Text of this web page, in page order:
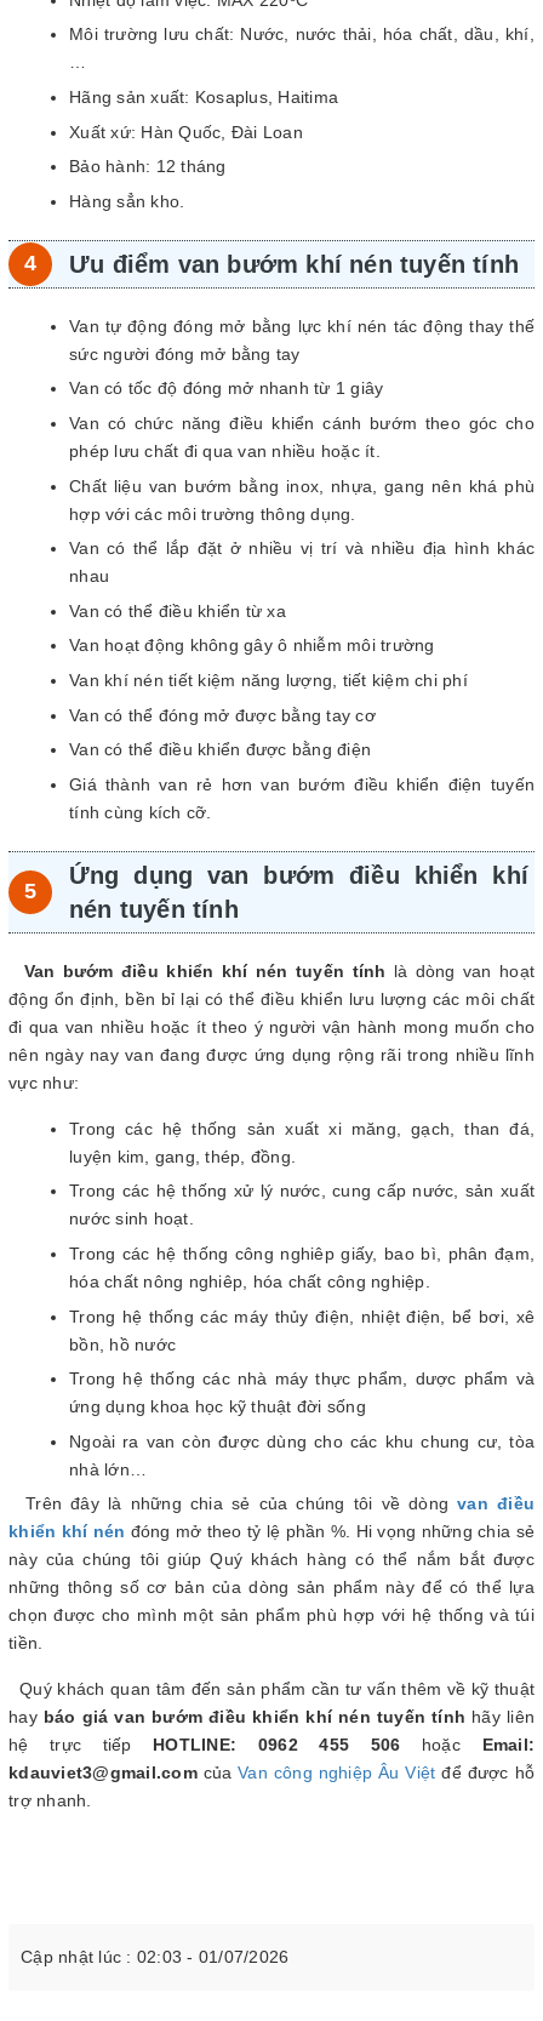
Môi trường lưu chất: Nước, nước thải, hóa chất, dầu, khí,
…
Hãng sản xuất: Kosaplus, Haitima
Xuất xứ: Hàn Quốc, Đài Loan
Bảo hành: 12 tháng
Hàng sẳn kho.
Ưu điểm van bướm khí nén tuyến tính
Van tự động đóng mở bằng lực khí nén tác động thay thế
sức người đóng mở bằng tay
Van có tốc độ đóng mở nhanh từ 1 giây
Van có chức năng điều khiển cánh bướm theo góc cho
phép lưu chất đi qua van nhiều hoặc ít.
Chất liệu van bướm bằng inox, nhựa, gang nên khá phù
hợp với các môi trường thông dụng.
Van có thể lắp đặt ở nhiều vị trí và nhiều địa hình khác
nhau
Van có thể điều khiển từ xa
Van hoạt động không gây ô nhiễm môi trường
Van khí nén tiết kiệm năng lượng, tiết kiệm chi phí
Van có thể đóng mở được bằng tay cơ
Van có thể điều khiển được bằng điện
Giá thành van rẻ hơn van bướm điều khiển điện tuyến
tính cùng kích cỡ.
Ứng dụng van bướm điều khiển khí
nén tuyến tính
Van bướm điều khiển khí nén tuyến tính là dòng van hoạt
động ổn định, bền bỉ lại có thể điều khiển lưu lượng các môi chất
đi qua van nhiều hoặc ít theo ý người vận hành mong muốn cho
nên ngày nay van đang được ứng dụng rộng rãi trong nhiều lĩnh
vực như:
Trong các hệ thống sản xuất xi măng, gạch, than đá,
luyện kim, gang, thép, đồng.
Trong các hệ thống xử lý nước, cung cấp nước, sản xuất
nước sinh hoạt.
Trong các hệ thống công nghiêp giấy, bao bì, phân đạm,
hóa chất nông nghiêp, hóa chất công nghiệp.
Trong hệ thống các máy thủy điện, nhiệt điện, bể bơi, xê
bồn, hồ nước
Trong hệ thống các nhà máy thực phẩm, dược phẩm và
ứng dụng khoa học kỹ thuật đời sống
Ngoài ra van còn được dùng cho các khu chung cư, tòa
nhà lớn…
Trên đây là những chia sẻ của chúng tôi về dòngvan điều
khiển khí nén đóng mở theo tỷ lệ phần %. Hi vọng những chia sẻ
này của chúng tôi giúp Quý khách hàng có thể nắm bắt được
những thông số cơ bản của dòng sản phẩm này để có thể lựa
chọn được cho mình một sản phẩm phù hợp với hệ thống và túi
tiền.
Quý khách quan tâm đến sản phẩm cần tư vấn thêm về kỹ thuật
hay báo giá van bướm điều khiển khí nén tuyến tính hãy liên
hệ trực tiếp HOTLINE: 0962 455 506 hoặc Email:
kdauviet3@gmail.comcủaVan công nghiệp Âu Việt để được hỗ
trợ nhanh.
Cập nhật lúc : 02:03 - 01/07/2026